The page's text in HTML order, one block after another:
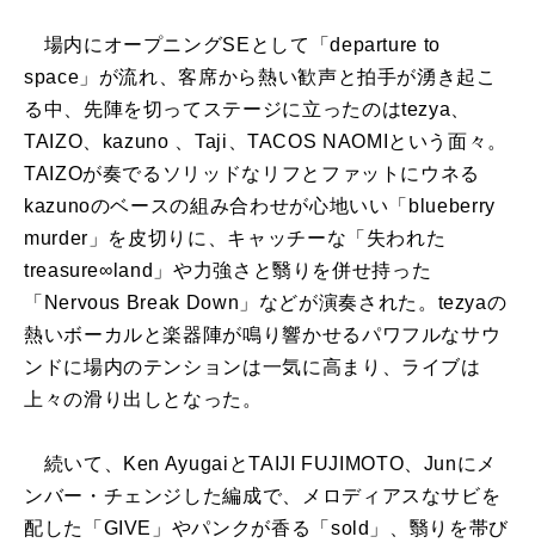
場内にオープニングSEとして「departure to
space」が流れ、客席から熱い歓声と拍手が湧き起こ
る中、先陣を切ってステージに立ったのはtezya、
TAIZO、kazuno 、Taji、TACOS NAOMIという面々。
TAIZOが奏でるソリッドなリフとファットにウネる
kazunoのベースの組み合わせが心地いい「blueberry
murder」を皮切りに、キャッチーな「失われた
treasure∞land」や力強さと翳りを併せ持った
「Nervous Break Down」などが演奏された。tezyaの
熱いボーカルと楽器陣が鳴り響かせるパワフルなサウ
ンドに場内のテンションは一気に高まり、ライブは
上々の滑り出しとなった。
続いて、Ken AyugaiとTAIJI FUJIMOTO、Junにメ
ンバー・チェンジした編成で、メロディアスなサビを
配した「GIVE」やパンクが香る「sold」、翳りを帯び